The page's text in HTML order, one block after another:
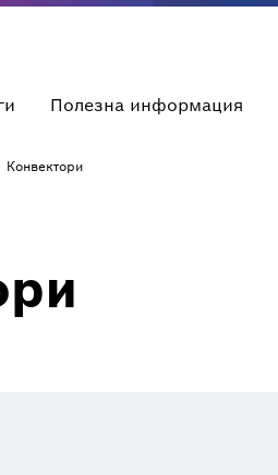
Полезна информация
Конвектори